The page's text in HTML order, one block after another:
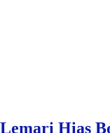
Lemari Hias